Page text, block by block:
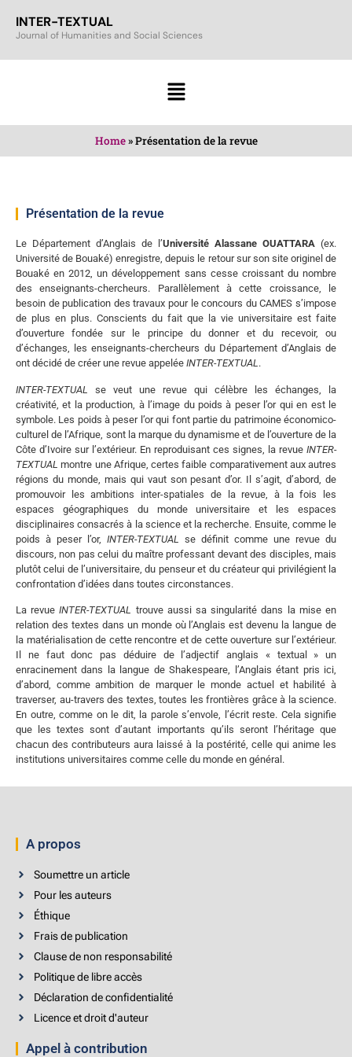
INTER-TEXTUAL
Journal of Humanities and Social Sciences
Home»Présentation de la revue
Présentation de la revue
Le Département d’Anglais de l’Université Alassane OUATTARA (ex.
Université de Bouaké) enregistre, depuis le retour sur son site originel de
Bouaké en 2012, un développement sans cesse croissant du nombre
des enseignants-chercheurs. Parallèlement à cette croissance, le
besoin de publication des travaux pour le concours du CAMES s’impose
de plus en plus. Conscients du fait que la vie universitaire est faite
d’ouverture fondée sur le principe du donner et du recevoir, ou
d’échanges, les enseignants-chercheurs du Département d’Anglais de
ont décidé de créer une revue appelée INTER-TEXTUAL.
INTER-TEXTUAL
se veut une revue qui célèbre les échanges, la
créativité, et la production, à l’image du poids à peser l’or qui en est le
symbole. Les poids à peser l’or qui font partie du patrimoine économico-
culturel de l’Afrique, sont la marque du dynamisme et de l’ouverture de la
Côte d’Ivoire sur l’extérieur. En reproduisant ces signes, la revue INTER-
TEXTUAL montre une Afrique, certes faible comparativement aux autres
régions du monde, mais qui vaut son pesant d’or. Il s’agit, d’abord, de
promouvoir les ambitions inter-spatiales de la revue, à la fois les
espaces géographiques du monde universitaire et les espaces
disciplinaires consacrés à la science et la recherche. Ensuite, comme le
poids à peser l’or, INTER-TEXTUAL
se définit comme une revue du
discours, non pas celui du maître professant devant des disciples, mais
plutôt celui de l’universitaire, du penseur et du créateur qui privilégient la
confrontation d’idées dans toutes circonstances.
La revue INTER-TEXTUAL trouve aussi sa singularité dans la mise en
relation des textes dans un monde où l’Anglais est devenu la langue de
la matérialisation de cette rencontre et de cette ouverture sur l’extérieur.
Il ne faut donc pas déduire de l’adjectif anglais « textual » un
enracinement dans la langue de Shakespeare, l’Anglais étant pris ici,
d’abord, comme ambition de marquer le monde actuel et habilité à
traverser, au-travers des textes, toutes les frontières grâce à la science.
En outre, comme on le dit, la parole s’envole, l’écrit reste. Cela signifie
que les textes sont d’autant importants qu’ils seront l’héritage que
chacun des contributeurs aura laissé à la postérité, celle qui anime les
institutions universitaires comme celle du monde en général.
A propos
Soumettre un article
Pour les auteurs
Éthique
Frais de publication
Clause de non responsabilité
Politique de libre accès
Déclaration de confidentialité
Licence et droit d'auteur
Appel à contribution